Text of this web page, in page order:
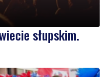
słupskim.